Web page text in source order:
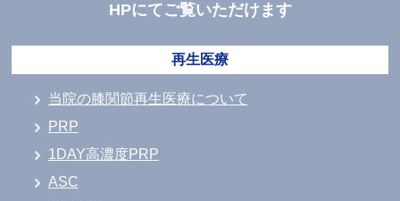
HPにてご覧いただけます
再生医療
当院の膝関節再生医療について
PRP
1DAY高濃度PRP
ASC